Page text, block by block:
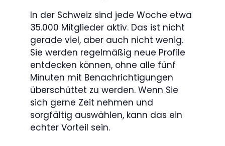
In der Schweiz sind jede Woche etwa
35.000 Mitglieder aktiv. Das ist nicht
gerade viel, aber auch nicht wenig.
Sie werden regelmäßig neue Profile
entdecken können, ohne alle fünf
Minuten mit Benachrichtigungen
überschüttet zu werden. Wenn Sie
sich gerne Zeit nehmen und
sorgfältig auswählen, kann das ein
echter Vorteil sein.